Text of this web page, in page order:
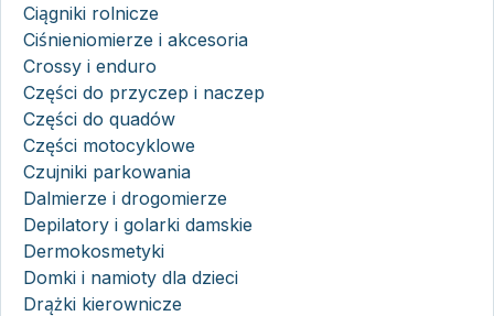
Ciągniki rolnicze
Ciśnieniomierze i akcesoria
Crossy i enduro
Części do przyczep i naczep
Części do quadów
Części motocyklowe
Czujniki parkowania
Dalmierze i drogomierze
Depilatory i golarki damskie
Dermokosmetyki
Domki i namioty dla dzieci
Drążki kierownicze